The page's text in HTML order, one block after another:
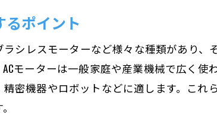
トルク計算を活用したモーター選定術
モーター選定に欠かせないトル
トルクの求め方とモーター選び
必要トルクから導く最適モータ
ポイント
ラシレスモーターなど様々な種類があり
モーターは一般家庭や産業機械で広く使
密機器やロボットなどに適します。こ